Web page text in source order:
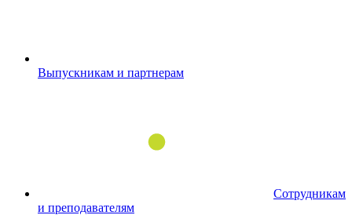
Выпускникам и партнерам
Сотрудникам
и преподавателям